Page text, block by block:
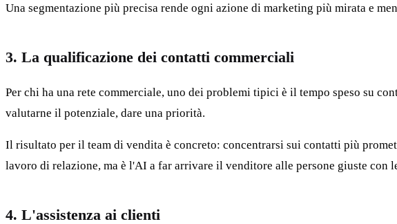
Una segmentazione più precisa rende ogni azione di marketing più mirata e
3. La qualificazione dei contatti commerciali
Per chi ha una rete commerciale, uno dei problemi tipici è il tempo speso su
valutarne il potenziale, dare una priorità.
Il risultato per il team di vendita è concreto: concentrarsi sui contatti più
lavoro di relazione, ma è l'AI a far arrivare il venditore alle persone giuste con
4. L'assistenza ai clienti